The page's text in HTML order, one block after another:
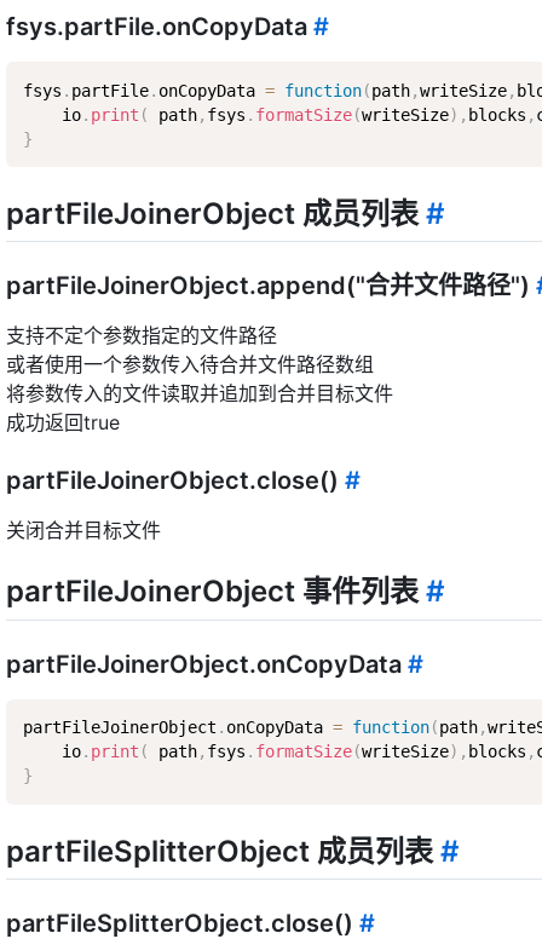
fsys.partFile.onCopyData #
fsys . partFile. onCopyData = function(path,writeSize,
    io
. print ( path, fsys . formatSize(writeSize) , blocks ,
}
partFileJoinerObject 成员列表#
partFileJoinerObject.append("合并文件路径")
支持不定个参数指定的文件路径
或者使用一个参数传入待合并文件路径数组
将参数传入的文件读取并追加到合并目标文件
成功返回true
partFileJoinerObject.close() #
关闭合并目标文件
partFileJoinerObject 事件列表#
partFileJoinerObject.onCopyData #
partFileJoinerObject . onCopyData = function(path,
    io
. print ( path, fsys . formatSize(writeSize) , blocks ,
}
partFileSplitterObject 成员列表 #
partFileSplitterObject.close() #